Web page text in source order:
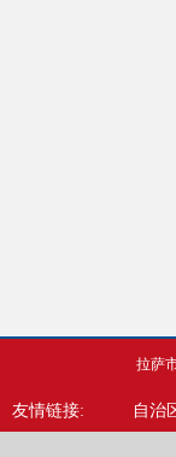
拉萨
友情链接: 自治